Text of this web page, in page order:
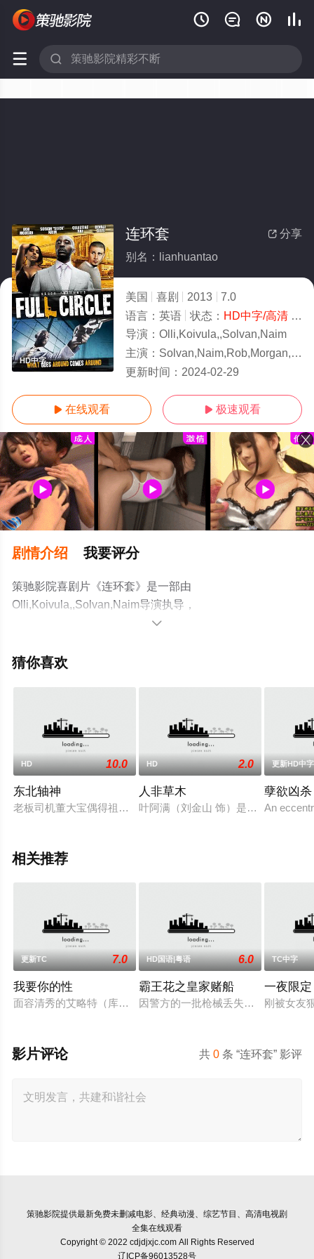
   
 
HD中字
 分享
连环套
别名：lianhuantao
美国 喜剧 2013
7.0
语言： 英语 状态： HD中字/高清- 免费在线观看
导演： Olli,Koivula,,Solvan,Naim
主演： Solvan,Naim,Rob,Morgan,Kelvin,Hale
更新时间： 2024-02-29
 在线观看  极速观看
剧情介绍 我要评分
策驰影院喜剧片《连环套》是一部由
Olli,Koivula,,Solvan,Naim导演执导，
Solvan,Naim,Rob,Morgan,Kelvin,Hale等演员精彩演绎的
策驰电影网，更多相关信息可移步至豆瓣电影、电视猫或

猜你喜欢
HD 10.0
东北轴神
老板司机董大宝偶得祖传古董洗脸盆，身价水涨船高，随之而
HD 2.0
人非草木
叶阿满（刘金山 饰）是一个忠厚诚
更新HD中字
孽欲凶杀
An
相关推荐
更新TC 7.0
我要你的性
面容清秀的艾略特（库珀·霍夫曼 Cooper Hoffman 饰）在著名艺
HD国语|粤语 6.0
霸王花之皇家赌船
因警方的一批枪械丢失，飞虎队简
TC中字
一夜限定
刚被女友
共0 条 “连环套” 影评
影片评论
策驰影院提供最新免费未删减电影、经典动漫、综艺节目、高清电视剧
全集在线观看
Copyright © 2022 cdjdjxjc.com All Rights Reserved
辽ICP备96013528号